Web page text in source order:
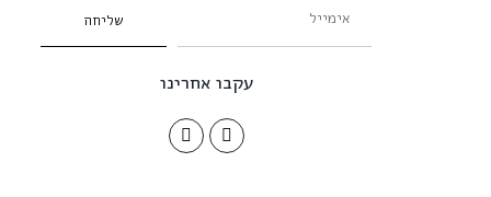
שליחה
עקבו אחרינו